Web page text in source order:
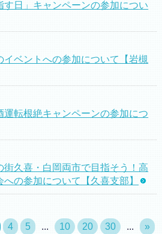
す日」キャンペーンの参加につい
ベントへの参加について【岩槻
転根絶キャンペーンの参加につ
街久喜・白岡両市で目指そう！高
の参加について【久喜支部】
4 5 ... 10 20 30 ...
»